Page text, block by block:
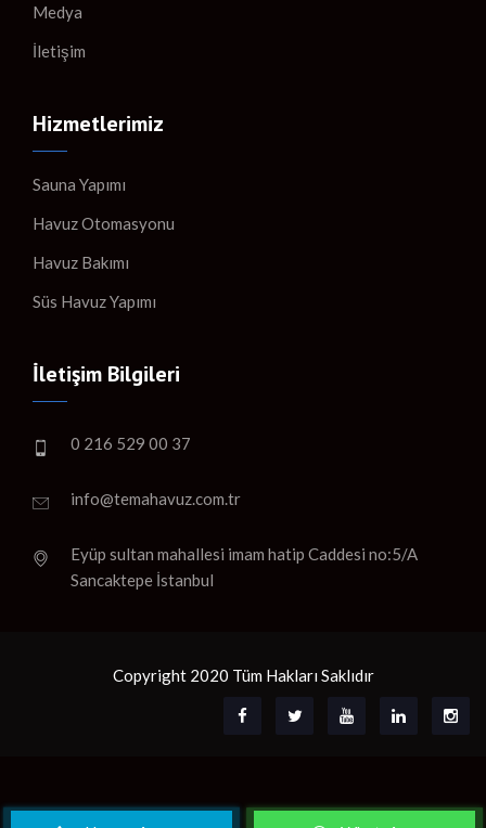
Medya
İletişim
Hizmetlerimiz
Sauna Yapımı
Havuz Otomasyonu
Havuz Bakımı
Süs Havuz Yapımı
İletişim Bilgileri
0 216 529 00 37
info@temahavuz.com.tr
Eyüp sultan mahallesi imam hatip Caddesi no:5/A
Sancaktepe İstanbul
Copyright 2020 Tüm Hakları Saklıdır